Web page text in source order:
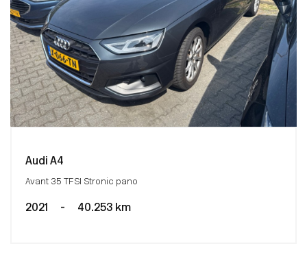
Audi A4
Avant 35 TFSI Stronic pano
2021 - 40.253 km